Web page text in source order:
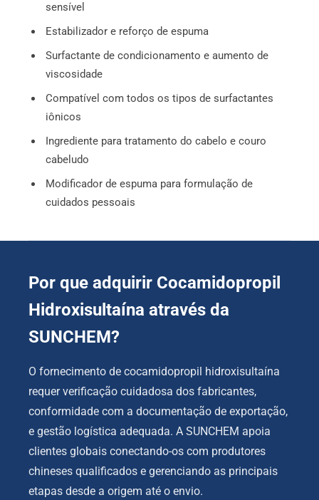
sensível
Estabilizador e reforço de espuma
Surfactante de condicionamento e aumento de
viscosidade
Compatível com todos os tipos de surfactantes
iônicos
Ingrediente para tratamento do cabelo e couro
cabeludo
Modificador de espuma para formulação de
cuidados pessoais
Por que adquirir Cocamidopropil
Hidroxisultaína através da
SUNCHEM?
O fornecimento de cocamidopropil hidroxisultaína
requer verificação cuidadosa dos fabricantes,
conformidade com a documentação de exportação,
e gestão logística adequada. A SUNCHEM apoia
clientes globais conectando-os com produtores
chineses qualificados e gerenciando as principais
etapas desde a origem até o envio.